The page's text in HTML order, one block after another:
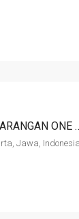
TANAH DIJUAL CEPAT SHM PEKARANGAN
Jawa, Indonesia